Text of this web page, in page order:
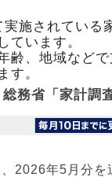
施されている
ています。
齢、地域など
す。
総務省「家計
2026年5月分を